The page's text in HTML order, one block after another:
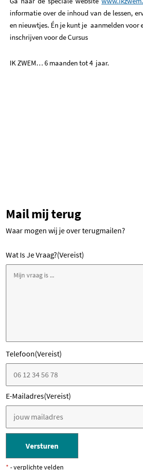
informatie over de inhoud van de lessen,
en nieuwtjes. Én je kunt je aanmelden voor
inschrijven voor de Cursus
IK ZWEM… 6 maanden tot 4 jaar.
Mail mij terug
Waar mogen wij je over terugmailen?
Wat Is Je Vraag?(Vereist)
Telefoon(Vereist)
E-Mailadres(Vereist)
* - verplichte velden